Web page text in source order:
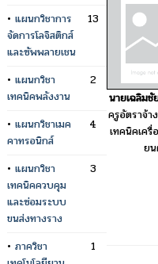
• แผนกวิชาการ
จัดการโลจิสติกส์
และซัพพลายเชน
13
• แผนกวิชา
เทคนิคพลังงาน
2
• แผนกวิชาเมค
คาทรอนิกส์
4
• แผนกวิชา
เทคนิคควบคุม
และซ่อมระบบ
ขนส่งทางราง
3
• ภาควิชา
1
นายเฉลิม
ครูอัตราจ้า
เทคนิคเค
ย